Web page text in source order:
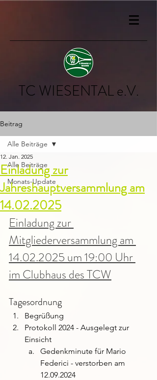
TC WIESENTAL e.V.
Beitrag
Alle Beiträge
Monats-Update
Alle Beiträge
Einladung zur
Jahreshauptversammlung am
14.02.2025
12. Jan. 2025
Einladung zur
Mitgliederversammlung am
14.02.2025 um 19:00 Uhr
im Clubhaus des TCW
Tagesordnung
Begrüßung
Protokoll 2024 - Ausgelegt zur
Einsicht
Gedenkminute für Mario
Federici - verstorben am
12.09.2024